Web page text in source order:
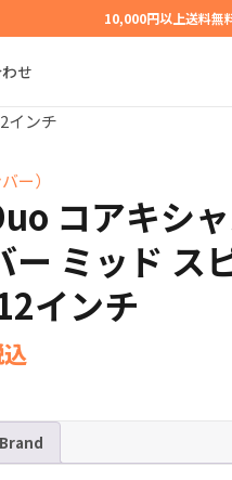
10,000円以上送料無
せ
インチ
ー）
コアキシ
ー ミッド ス
インチ
Brand